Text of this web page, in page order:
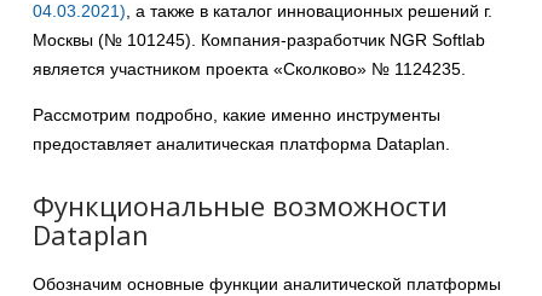
04.03.2021), а также в каталог инновационных решений г.
Москвы (№ 101245). Компания-разработчик NGR Softlab
является участником проекта «Сколково» № 1124235.
Рассмотрим подробно, какие именно инструменты
предоставляет аналитическая платформа Dataplan.
Функциональные возможности
Dataplan
Обозначим основные функции аналитической платформы